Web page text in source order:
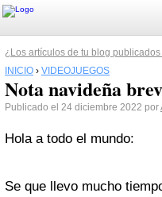
¿Los artículos de tu blog
INICIO › VIDEOJUEGOS
Nota navideña
Publicado el 24 diciembre 2022 por
Hola a todo el mundo:
Se que llevo mucho